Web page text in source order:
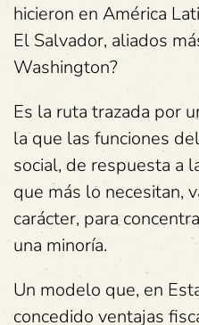
hicieron en América
El Salvador, aliados
Washington?
Es la ruta trazada por
la que las funciones
social, de respuesta a
que más lo necesitan,
carácter, para
una minoría.
Un modelo que, en
concedido ventajas